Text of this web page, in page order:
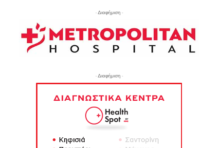
- Διαφήμιση -
- Διαφήμιση -